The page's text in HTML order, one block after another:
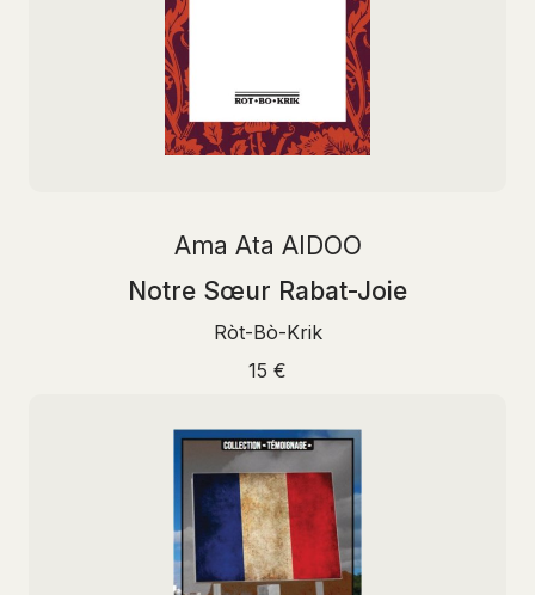
Ama Ata AIDOO
Notre Sœur Rabat-Joie
Ròt-Bò-Krik
15 €